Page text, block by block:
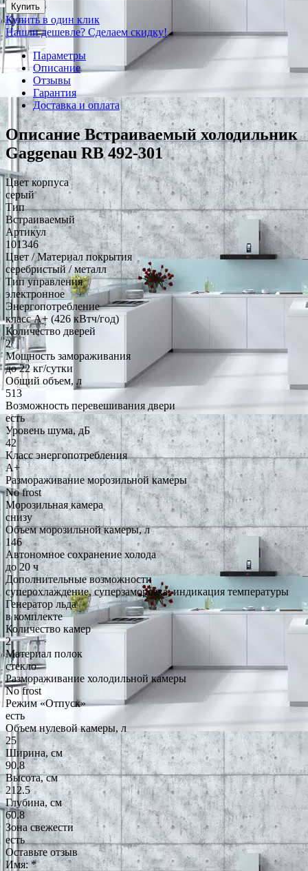
Купить
Купить в один клик
Нашли дешевле? Сделаем скидку!
Параметры
Описание
Отзывы
Гарантия
Доставка и оплата
Описание Встраиваемый холодильник
Gaggenau RB 492-301
Цвет корпуса
серый
Тип
Встраиваемый
Артикул
101346
Цвет / Материал покрытия
серебристый / металл
Тип управления
электронное
Энергопотребление
класс A+ (426 кВтч/год)
Количество дверей
2
Мощность замораживания
до 22 кг/cутки
Общий объем, л
513
Возможность перевешивания двери
есть
Уровень шума, дБ
42
Класс энергопотребления
A+
Размораживание морозильной камеры
No frost
Морозильная камера
снизу
Объем морозильной камеры, л
146
Автономное сохранение холода
до 20 ч
Дополнительные возможности
суперохлаждение, суперзаморозка, индикация температуры
Генератор льда
в комплекте
Количество камер
2
Материал полок
стекло
Размораживание холодильной камеры
No frost
Режим «Отпуск»
есть
Объем нулевой камеры, л
25
Ширина, см
90.8
Высота, см
212.5
Глубина, см
60.8
Зона свежести
есть
Оставьте отзыв
Имя:*